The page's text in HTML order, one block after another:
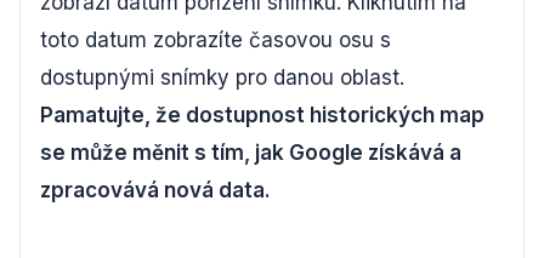
toto datum zobrazíte časovou osu s
dostupnými snímky pro danou oblast.
Pamatujte, že dostupnost historických map
se může měnit s tím, jak Google získává a
zpracovává nová data.